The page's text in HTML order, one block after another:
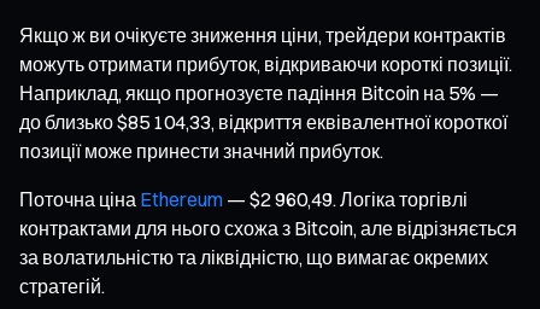
Якщо ж ви очікуєте зниження ціни, трейдери контрактів
можуть отримати прибуток, відкриваючи короткі позиції.
Наприклад, якщо прогнозуєте падіння Bitcoin на 5% —
до близько $85 104,33, відкриття еквівалентної короткої
позиції може принести значний прибуток.
Поточна ціна Ethereum — $2 960,49. Логіка торгівлі
контрактами для нього схожа з Bitcoin, але відрізняється
за волатильністю та ліквідністю, що вимагає окремих
стратегій.